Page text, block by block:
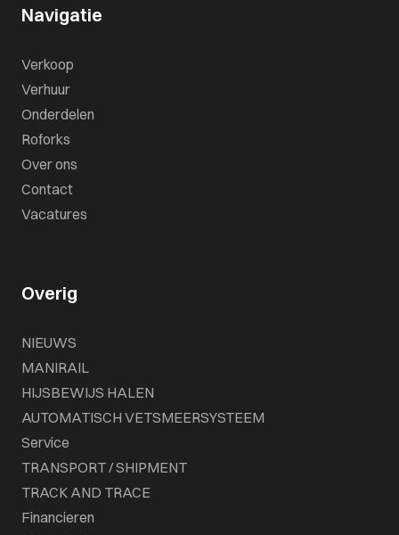
Navigatie
Verkoop
Verhuur
Onderdelen
Roforks
Over ons
Contact
Vacatures
Overig
NIEUWS
MANIRAIL
HIJSBEWIJS HALEN
AUTOMATISCH VETSMEERSYSTEEM
Service
TRANSPORT / SHIPMENT
TRACK AND TRACE
Financieren